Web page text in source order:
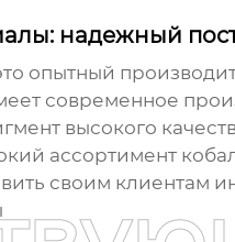
надежный
опытный
современное
высокого
ассортимент
своим клиентам